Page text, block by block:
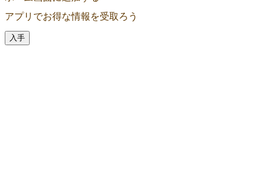
アプリでお得な情報を受取ろう
入手